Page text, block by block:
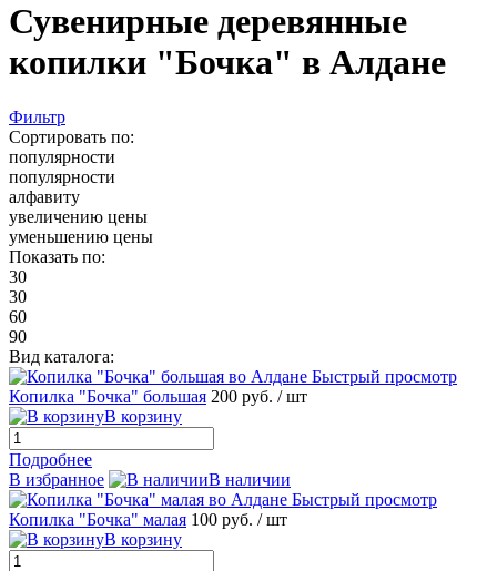
Сувенирные деревянные
копилки "Бочка" в Алдане
Фильтр
Сортировать по:
популярности
популярности
алфавиту
увеличению цены
уменьшению цены
Показать по:
30
30
60
90
Вид каталога:
Быстрый просмотр
Копилка "Бочка" большая 200 руб. / шт
В корзину
Подробнее
В избранное
В наличии
Быстрый просмотр
Копилка "Бочка" малая 100 руб. / шт
В корзину